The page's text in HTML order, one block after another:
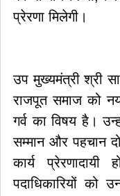
प्रेरणा मिलेगी।
उप मुख्यमंत्री श्री
राजपूत समाज को
गर्व का विषय है।
सम्मान और पहचान
कार्य
पदाधिकारियों को